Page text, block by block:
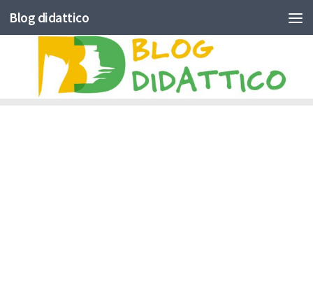
Skip to content
Blog didattico